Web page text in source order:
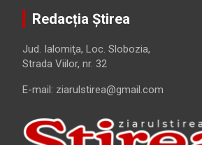
Redacția Știrea
Jud. Ialomiţa, Loc. Slobozia,
Strada Viilor, nr. 32
E-mail: ziarulstirea@gmail.com